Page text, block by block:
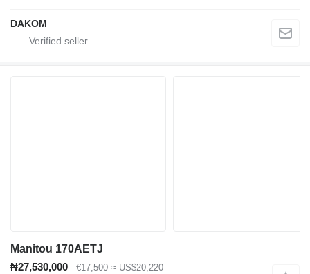
DAKOM
Manitou 170AETJ
₦27,530,000
€17,500 ≈ US$20,220